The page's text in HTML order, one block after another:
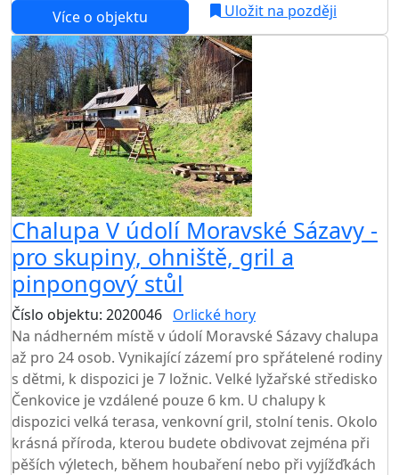
Více o objektu Uložit na později
Chalupa V údolí Moravské Sázavy -
pro skupiny, ohniště, gril a
pinpongový stůl
Číslo objektu: 2020046 Orlické hory
Na nádherném místě v údolí Moravské Sázavy chalupa
až pro 24 osob. Vynikající zázemí pro spřátelené rodiny
s dětmi, k dispozici je 7 ložnic. Velké lyžařské středisko
Čenkovice je vzdálené pouze 6 km. U chalupy k
dispozici velká terasa, venkovní gril, stolní tenis. Okolo
krásná příroda, kterou budete obdivovat zejména při
pěších výletech, během houbaření nebo při vyjížďkách